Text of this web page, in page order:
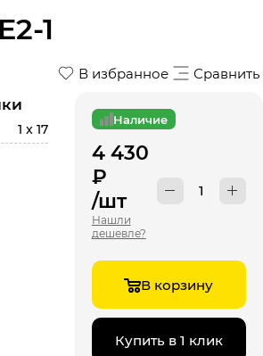
1
В избранное Сравнить
1 x 17
Наличие
4 430
₽
/шт
Нашли
дешевле?
В корзину
Купить в 1 клик